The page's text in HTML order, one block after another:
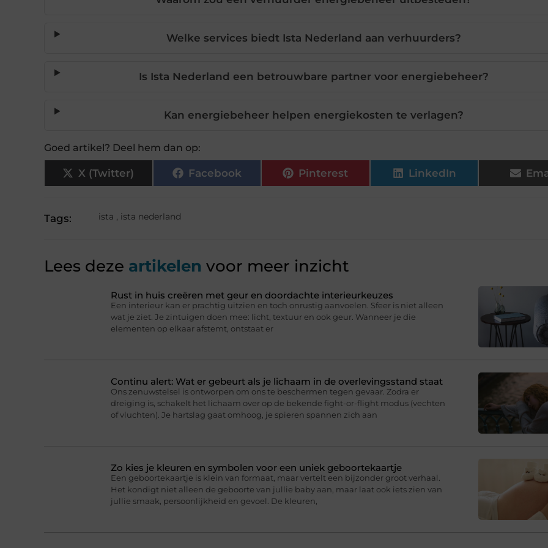
Welke services biedt Ista Nederland aan verhuurders?
Is Ista Nederland een betrouwbare partner voor energiebeheer?
Kan energiebeheer helpen energiekosten te verlagen?
Goed artikel? Deel hem dan op:
X (Twitter) Facebook Pinterest LinkedIn
Tags: ista , ista nederland
Lees deze artikelen voor meer inzicht
Rust in huis creëren met geur en doordachte interieurkeuzes
Een interieur kan er prachtig uitzien en toch onrustig aanvoelen. Sfeer is niet alleen
wat je ziet. Je zintuigen doen mee: licht, textuur en ook geur. Wanneer je die
elementen op elkaar afstemt, ontstaat er
Continu alert: Wat er gebeurt als je lichaam in de overlevingsstand staat
Ons zenuwstelsel is ontworpen om ons te beschermen tegen gevaar. Zodra er
dreiging is, schakelt het lichaam over op de bekende fight-or-flight modus (vechten
of vluchten). Je hartslag gaat omhoog, je spieren spannen zich aan
Zo kies je kleuren en symbolen voor een uniek geboortekaartje
Een geboortekaartje is klein van formaat, maar vertelt een bijzonder groot verhaal.
Het kondigt niet alleen de geboorte van jullie baby aan, maar laat ook iets zien van
jullie smaak, persoonlijkheid en gevoel. De kleuren,